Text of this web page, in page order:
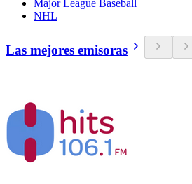
Major League Baseball
NHL
Las mejores emisoras